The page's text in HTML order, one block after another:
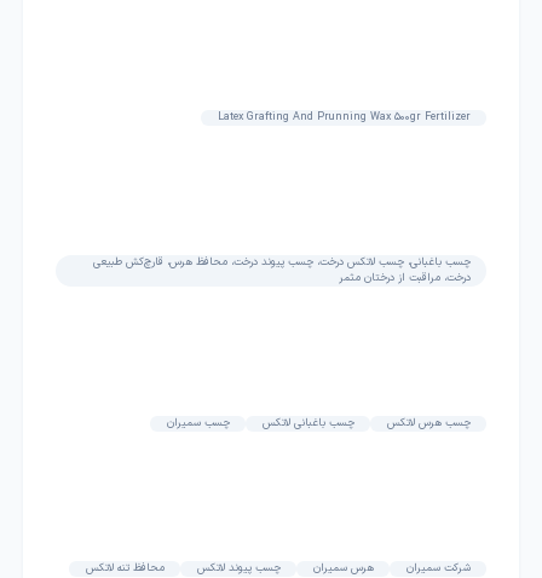
Latex Grafting And Prunning Wax 500gr Fertilizer
چسب باغبانی، چسب لاتکس درخت، چسب پیوند درخت، محافظ هرس، قارچ‌کش طبیعی
درخت، مراقبت از درختان مثمر
چسب هرس لاتکس چسب باغبانی لاتکس چسب سمیران
شرکت سمیران هرس سمیران چسب پیوند لاتکس محافظ تنه لاتکس